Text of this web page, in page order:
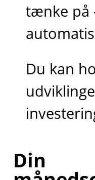
tænke på
Du kan
Din